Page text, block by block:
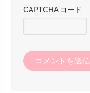
CAPTCHA コード